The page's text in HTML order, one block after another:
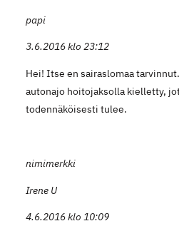
papi
3.6.2016 klo 23:12
Hei! Itse en sairaslomaa
autonajo hoitojaksolla kielletty,
todennäköisesti tulee.
nimimerkki
Irene U
4.6.2016 klo 10:09